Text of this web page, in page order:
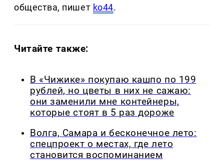
общества, пишет ko44.
Читайте также:
В «Чижике» покупаю кашпо по 199
рублей, но цветы в них не сажаю:
они заменили мне контейнеры,
которые стоят в 5 раз дороже
Волга, Самара и бесконечное лето:
спецпроект о местах, где лето
становится воспоминанием